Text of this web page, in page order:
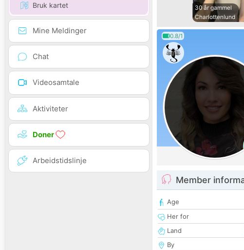
Bruk kartet
Mine Meldinger
Chat
Videosamtale
Aktiviteter
Doner
Arbeidstidslinje
30 år gammel
Charlottenlund
0.8/1
Member
Age
Her for
Land
By